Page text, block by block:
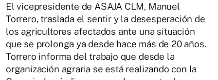
El vicepresidente de ASAJA CLM, Manuel
Torrero, traslada el sentir y la desesperación de
los agricultores afectados ante una situación
que se prolonga ya desde hace más de 20 años.
Torrero informa del trabajo que desde la
organización agraria se está realizando con la